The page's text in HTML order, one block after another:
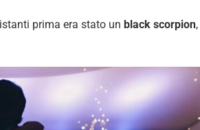
prima era stato un black scorpion,